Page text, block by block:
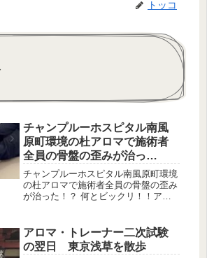
トッコ
チャンプルーホスピタル南風
原町環境の杜アロマで施術者
全員の骨盤の歪みが治っ
た！？
チャンプルーホスピタル南風原町環境
の杜アロマで施術者全員の骨盤の歪み
が治った！？ 何とビックリ！！アロ
刺激、鬱血除去、副交感神経、それら
を正常にするアロマブランドを作り、
脳...
アロマ・トレーナー二次試験
の翌日 東京浅草を散歩